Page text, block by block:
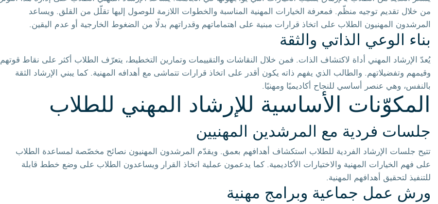
من خلال تقديم توجيه منظّم. فمعرفة الخيارات المهنية المناسبة والخطوات اللازمة للوصول إليها تقلّل من القلق. ويساعد
المرشدون المهنيون الطلاب على اتخاذ قرارات مبنية على اهتماماتهم وقدراتهم بدلًا من الضغوط الخارجية أو عدم اليقين.
بناء الوعي الذاتي والثقة
يُعدّ الإرشاد المهني أداة لاكتشاف الذات. فمن خلال النقاشات والتقييمات وتمارين التخطيط، يتعرّف الطلاب أكثر على نقاط قوتهم
وقيمهم وتفضيلاتهم. والطالب الذي يفهم ذاته يكون أقدر على اتخاذ قرارات تتماشى مع أهدافه المهنية. كما يبني الإرشاد الثقة
بالنفس، وهي عنصر أساسي للنجاح أكاديميًا ومهنيًا.
المكوّنات الأساسية للإرشاد المهني للطلاب
جلسات فردية مع المرشدين المهنيين
تتيح جلسات الإرشاد الفردية للطلاب استكشاف أهدافهم بعمق. ويقدّم المرشدون المهنيون نصائح مخصّصة لمساعدة الطلاب
على فهم الخيارات المهنية والاختيارات الأكاديمية. كما يدعمون عملية اتخاذ القرار ويساعدون الطلاب على وضع خطط قابلة
للتنفيذ لتحقيق أهدافهم المهنية.
ورش عمل جماعية وبرامج مهنية